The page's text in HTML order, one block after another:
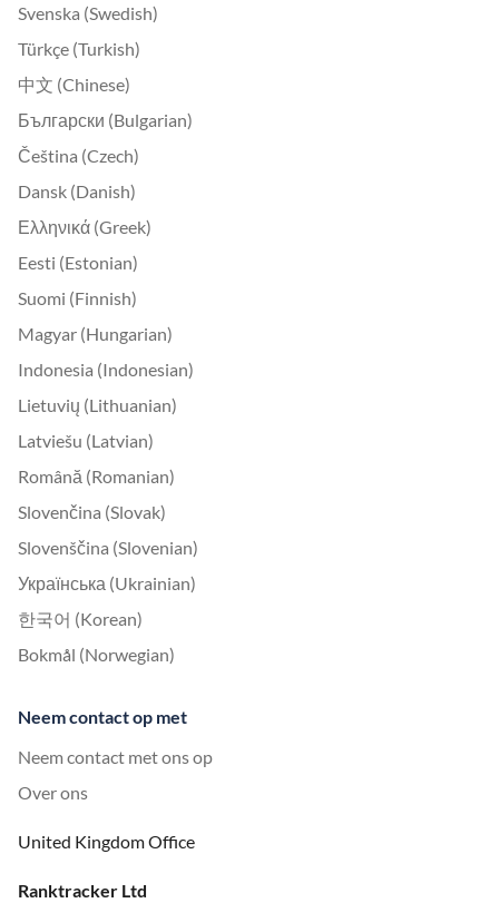
Svenska (Swedish)
Türkçe (Turkish)
中文 (Chinese)
Български (Bulgarian)
Čeština (Czech)
Dansk (Danish)
Ελληνικά (Greek)
Eesti (Estonian)
Suomi (Finnish)
Magyar (Hungarian)
Indonesia (Indonesian)
Lietuvių (Lithuanian)
Latviešu (Latvian)
Română (Romanian)
Slovenčina (Slovak)
Slovenščina (Slovenian)
Українська (Ukrainian)
한국어 (Korean)
Bokmål (Norwegian)
Neem contact op met
Neem contact met ons op
Over ons
United Kingdom Office
Ranktracker Ltd